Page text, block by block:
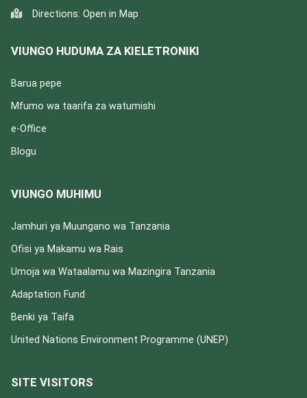
Directions: Open in Map
VIUNGO HUDUMA ZA KIELETRONIKI
Barua pepe
Mfumo wa taarifa za watumishi
e-Office
Blogu
VIUNGO MUHIMU
Jamhuri ya Muungano wa Tanzania
Ofisi ya Makamu wa Rais
Umoja wa Wataalamu wa Mazingira Tanzania
Adaptation Fund
Benki ya Taifa
United Nations Environment Programme (UNEP)
SITE VISITORS